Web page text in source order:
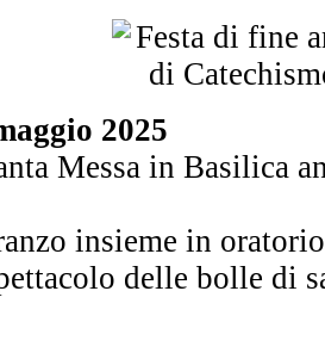
2025
Messa in Basilica
insieme in oratorio
delle bolle di